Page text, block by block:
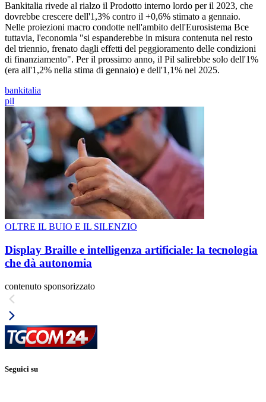
Bankitalia rivede al rialzo il Prodotto interno lordo per il 2023, che
dovrebbe crescere dell'1,3% contro il +0,6% stimato a gennaio.
Nelle proiezioni macro condotte nell'ambito dell'Eurosistema Bce
tuttavia, l'economia "si espanderebbe in misura contenuta nel resto
del triennio, frenato dagli effetti del peggioramento delle condizioni
di finanziamento". Per il prossimo anno, il Pil salirebbe solo dell'1%
(era all'1,2% nella stima di gennaio) e dell'1,1% nel 2025.
bankitalia
pil
OLTRE IL BUIO E IL SILENZIO
Display Braille e intelligenza artificiale: la tecnologia
che dà autonomia
contenuto sponsorizzato
Seguici su